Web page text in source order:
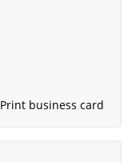
Print business card